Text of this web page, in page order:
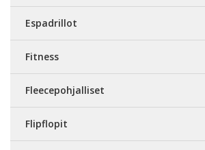
Espadrillot
Fitness
Fleecepohjalliset
Flipflopit